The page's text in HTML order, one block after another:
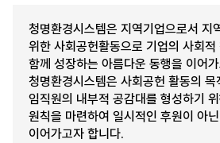
청명환경시스템은 지역기업으로서 지
위한 사회공헌활동으로 기업의 사회
함께 성장하는 아름다운 동행을 이어
청명환경시스템은 사회공헌 활동의
임직원의 내부적 공감대를 형성하기
원칙을 마련하여 일시적인 후원이 아닌
이어가고자 합니다.